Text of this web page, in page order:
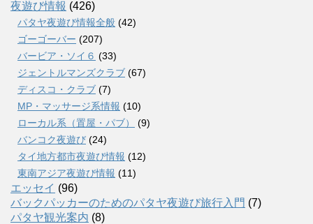
夜遊び情報 (426)
パタヤ夜遊び情報全般 (42)
ゴーゴーバー (207)
バービア・ソイ６ (33)
ジェントルマンズクラブ (67)
ディスコ・クラブ (7)
MP・マッサージ系情報 (10)
ローカル系（置屋・パブ）
(9)
バンコク夜遊び (24)
タイ地方都市夜遊び情報 (12)
東南アジア夜遊び情報 (11)
エッセイ (96)
バックパッカーのためのパタヤ夜遊び旅行入門 (7)
パタヤ観光案内 (8)